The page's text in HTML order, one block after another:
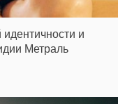
и
Метраль